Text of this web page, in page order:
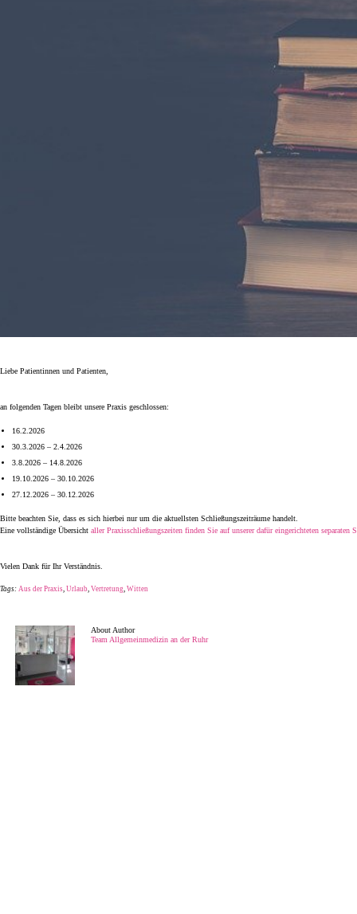
Liebe Patientinnen und Patienten,
an folgenden Tagen bleibt unsere Praxis geschlossen:
16.2.2026
30.3.2026 – 2.4.2026
3.8.2026 – 14.8.2026
19.10.2026 – 30.10.2026
27.12.2026 – 30.12.2026
Bitte beachten Sie, dass es sich hierbei nur um die aktuellsten Schließungszeiträume handelt.
Eine vollständige Übersicht aller Praxisschließungszeiten finden Sie auf unserer dafür eingerichteten separaten
Vielen Dank für Ihr Verständnis.
Tags: Aus der Praxis, Urlaub, Vertretung, Witten
About Author
Team Allgemeinmedizin an der Ruhr